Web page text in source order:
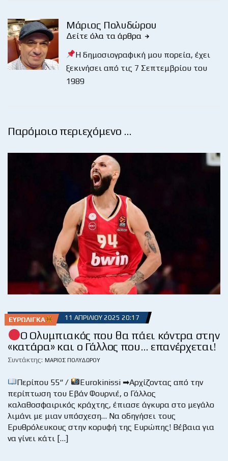
Μάριος Πολυδώρου
Δείτε όλα τα άρθρα
Η δημοσιογραφική μου πορεία, έχει
ξεκινήσει από τις 7 Σεπτεμβρίου του
1989
Παρόμοιο περιεχόμενο …
ΕΥΡΩΛΊΓΚΑ 11 ΑΠΡΙΛΊΟΥ 2025 20:17
Ο Ολυμπιακός που θα πάει κόντρα στην
«κατάρα» και ο Γάλλος που… επανέρχεται!
Συντάκτης: ΜΆΡΙΟΣ ΠΟΛΥΔΏΡΟΥ
Περίπου 55“ /
Eurokinissi ➡Αρχίζοντας από την
περίπτωση του Εβάν Φουρνιέ, ο Γάλλος
καλαθοσφαιρικός κράχτης, έπιασε άγκυρα στο μεγάλο
λιμάνι με μιαν υπόσχεση… Να οδηγήσει τους
Ερυθρόλευκους στην κορυφή της Ευρώπης! Βέβαια για
να γίνει κάτι […]